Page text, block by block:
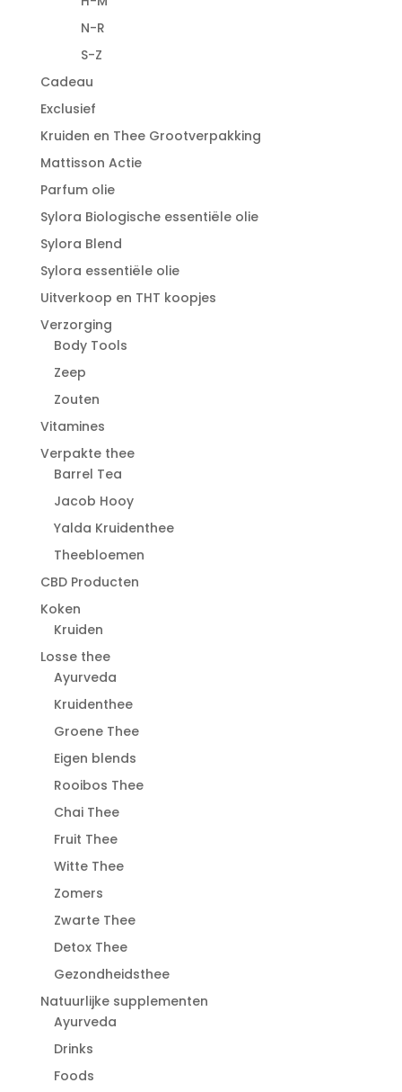
N-R
S-Z
Cadeau
Exclusief
Kruiden en Thee Grootverpakking
Mattisson Actie
Parfum olie
Sylora Biologische essentiële olie
Sylora Blend
Sylora essentiële olie
Uitverkoop en THT koopjes
Verzorging
Body Tools
Zeep
Zouten
Vitamines
Verpakte thee
Barrel Tea
Jacob Hooy
Yalda Kruidenthee
Theebloemen
CBD Producten
Koken
Kruiden
Losse thee
Ayurveda
Kruidenthee
Groene Thee
Eigen blends
Rooibos Thee
Chai Thee
Fruit Thee
Witte Thee
Zomers
Zwarte Thee
Detox Thee
Gezondheidsthee
Natuurlijke supplementen
Ayurveda
Drinks
Foods